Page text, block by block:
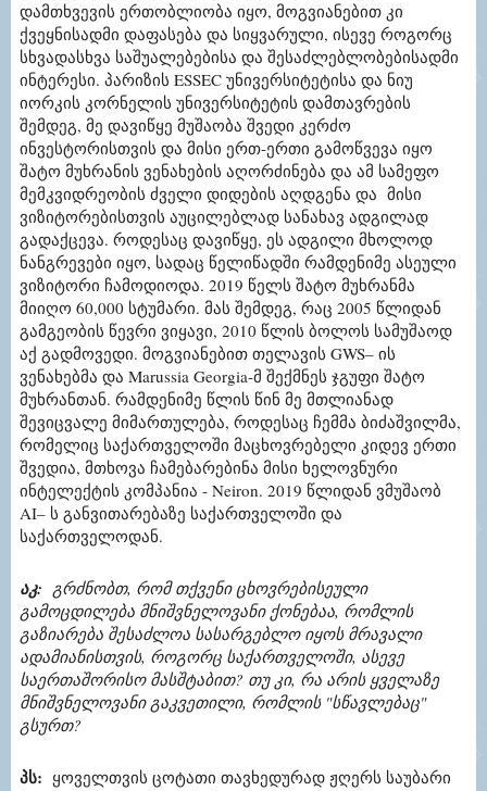
დამთხვევის ერთობლიობა იყო, მოგვიანებით კი
ქვეყნისადმი დაფასება და სიყვარული, ისევე როგორც
სხვადასხვა საშუალებებისა და შესაძლებლობებისადმი
ინტერესი. პარიზის ESSEC უნივერსიტეტისა და ნიუ
იორკის კორნელის უნივერსიტეტის დამთავრების
შემდეგ, მე დავიწყე მუშაობა შვედი კერძო
ინვესტორისთვის და მისი ერთ-ერთი გამოწვევა იყო
შატო მუხრანის ვენახების აღორძინება და ამ სამეფო
მემკვიდრეობის ძველი დიდების აღდგენა და მისი
ვიზიტორებისთვის აუცილებლად სანახავ ადგილად
გადაქცევა. როდესაც დავიწყე, ეს ადგილი მხოლოდ
ნანგრევები იყო, სადაც წელიწადში რამდენიმე ასეული
ვიზიტორი ჩამოდიოდა. 2019 წელს შატო მუხრანმა
მიიღო 60,000 სტუმარი. მას შემდეგ, რაც 2005 წლიდან
გამგეობის წევრი ვიყავი, 2010 წლის ბოლოს სამუშაოდ
აქ გადმოვედი. მოგვიანებით თელავის GWS– ის
ვენახებმა და Marussia Georgia-მ შექმნეს ჯგუფი შატო
მუხრანთან. რამდენიმე წლის წინ მე მთლიანად
შევიცვალე მიმართულება, როდესაც ჩემმა ბიძაშვილმა,
რომელიც საქართველოში მაცხოვრებელი კიდევ ერთი
შვედია, მთხოვა ჩამებარებინა მისი ხელოვნური
ინტელექტის კომპანია - Neiron. 2019 წლიდან ვმუშაობ
AI– ს განვითარებაზე საქართველოში და
საქართველოდან.
აკ: გრძნობთ, რომ თქვენი ცხოვრებისეული
გამოცდილება მნიშვნელოვანი ქონებაა, რომლის
გაზიარება შესაძლოა სასარგებლო იყოს მრავალი
ადამიანისთვის, როგორც საქართველოში, ასევე
საერთაშორისო მასშტაბით? თუ კი, რა არის ყველაზე
მნიშვნელოვანი გაკვეთილი, რომლის "სწავლებაც"
გსურთ?
პს: ყოველთვის ცოტათი თავხედურად ჟღერს საუბარი